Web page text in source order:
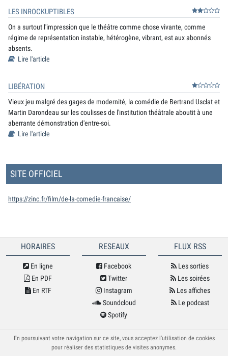
LES INROCKUPTIBLES
On a surtout l'impression que le théâtre comme chose vivante, comme
régime de représentation instable, hétérogène, vibrant, est aux abonnés
absents.
Lire l'article
LIBÉRATION
Vieux jeu malgré des gages de modernité, la comédie de Bertrand Usclat et
Martin Darondeau sur les coulisses de l'institution théâtrale aboutit à une
aberrante démonstration d'entre-soi.
Lire l'article
SITE OFFICIEL
https://zinc.fr/film/de-la-comedie-francaise/
HORAIRES
En ligne
En PDF
En RTF
RESEAUX
Facebook
Twitter
Instagram
Soundcloud
Spotify
FLUX RSS
Les sorties
Les soirées
Les affiches
Le podcast
© Cybele 2026
En poursuivant votre navigation sur ce site, vous acceptez l’utilisation de cookies
pour réaliser des statistiques de visites anonymes.